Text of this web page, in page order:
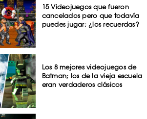
15 Videojuegos que fueron
cancelados pero que todavía
puedes jugar; ¿los recuerdas?
Los 8 mejores videojuegos de
Batman; los de la vieja escuela
eran verdaderos clásicos